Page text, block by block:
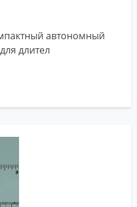
автономный
длител